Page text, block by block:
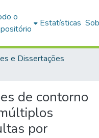
o
Estatísticas
e Dissertações
de contorno
por